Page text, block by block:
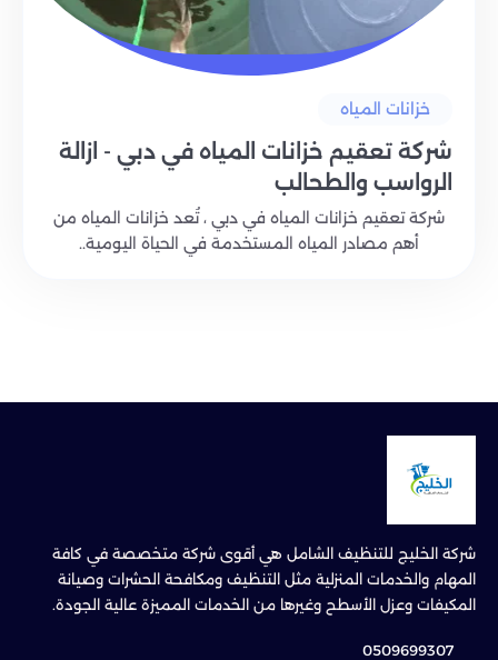
خزانات المياه
شركة تعقيم خزانات المياه في دبي - ازالة
الرواسب والطحالب
شركة تعقيم خزانات المياه في دبي ، تُعد خزانات المياه من
أهم مصادر المياه المستخدمة في الحياة اليومية..
شركة الخليج للتنظيف الشامل هي أقوى شركة متخصصة في كافة
المهام والخدمات المنزلية مثل التنظيف ومكافحة الحشرات وصيانة
المكيفات وعزل الأسطح وغيرها من الخدمات المميزة عالية الجودة.
0509699307